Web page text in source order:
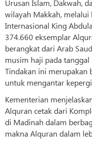
Urusan Islam, Dakwah,
wilayah Makkah,
Internasional King
374.660 eksemplar
berangkat dari Arab
musim haji pada
Tindakan ini merupakan
untuk mengantar
Kementerian
Alquran cetak dari
di Madinah dalam
makna Alquran dalam